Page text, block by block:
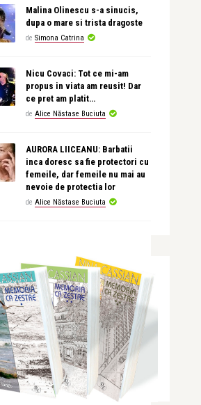
Malina Olinescu s-a sinucis,
dupa o mare si trista dragoste
de Simona Catrina
Nicu Covaci: Tot ce mi-am
propus in viata am reusit! Dar
ce pret am platit…
de Alice Năstase Buciuta
AURORA LIICEANU: Barbatii
inca doresc sa fie protectori cu
femeile, dar femeile nu mai au
nevoie de protectia lor
de Alice Năstase Buciuta